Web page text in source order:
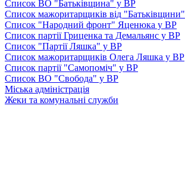
Список ВО "Батьківщина" у ВР
Список мажоритарщиків від "Батьківщини"
Список "Народний фронт" Яценюка у ВР
Список партії Гриценка та Демальянс у ВР
Список "Партії Ляшка" у ВР
Список мажоритарщиків Олега Ляшка у ВР
Список партії "Самопоміч" у ВР
Список ВО "Свобода" у ВР
Міська адміністрація
Жеки та комунальні служби